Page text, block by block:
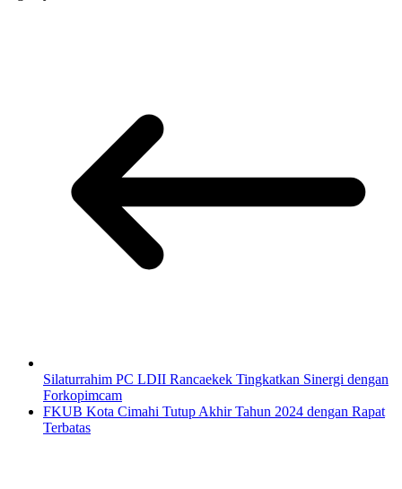
Silaturrahim PC LDII Rancaekek Tingkatkan Sinergi dengan
Forkopimcam
FKUB Kota Cimahi Tutup Akhir Tahun 2024 dengan Rapat
Terbatas